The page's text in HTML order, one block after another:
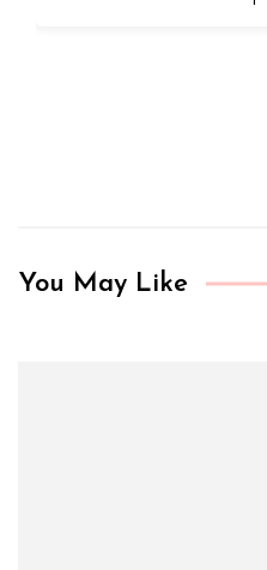
You May Like